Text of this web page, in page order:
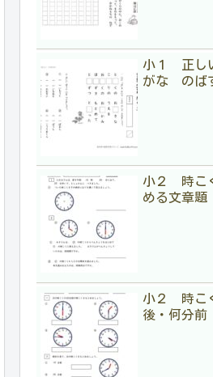
小１ 正し
がな のば
小２ 時こ
める文章題
小２ 時こ
後・何分前